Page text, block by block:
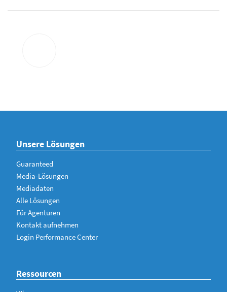
Unsere Lösungen
Guaranteed
Media-Lösungen
Mediadaten
Alle Lösungen
Für Agenturen
Kontakt aufnehmen
Login Performance Center
Ressourcen